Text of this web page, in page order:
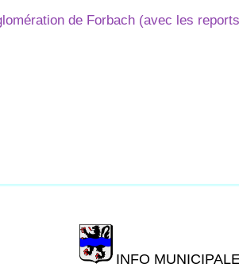
de Forbach (avec les
INFO MUNICIPALE